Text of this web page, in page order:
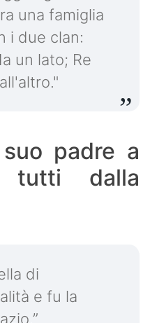
una famiglia
i due clan:
un lato; Re
padre a
tutti dalla
di
e fu la